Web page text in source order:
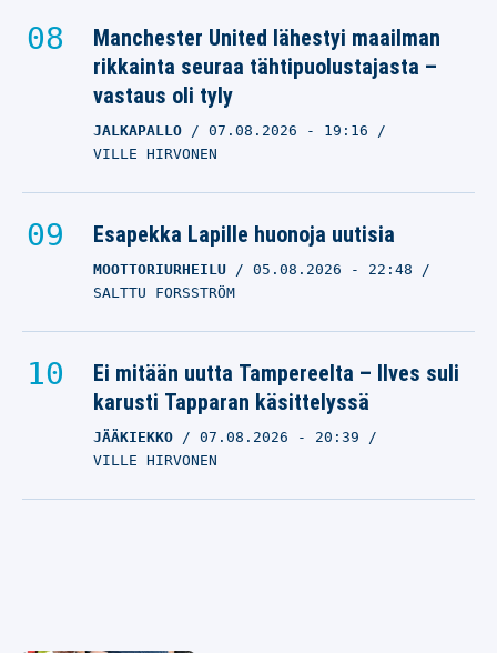
Manchester United lähestyi maailman
rikkainta seuraa tähtipuolustajasta –
vastaus oli tyly
JALKAPALLO 07.08.2026 - 19:16
VILLE HIRVONEN
Esapekka Lapille huonoja uutisia
MOOTTORIURHEILU 05.08.2026 - 22:48
SALTTU FORSSTRÖM
Ei mitään uutta Tampereelta – Ilves suli
karusti Tapparan käsittelyssä
JÄÄKIEKKO 07.08.2026 - 20:39
VILLE HIRVONEN